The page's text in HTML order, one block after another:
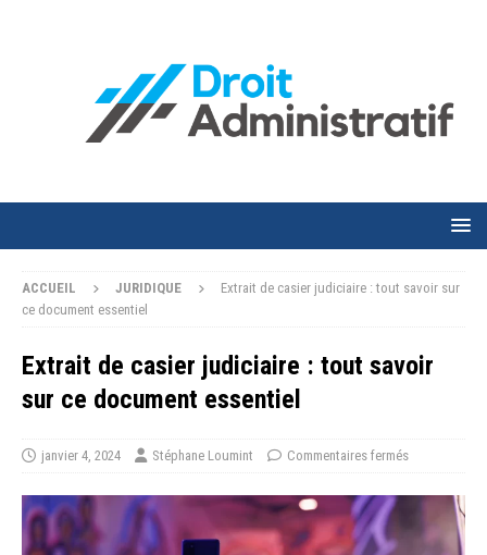
ACCUEIL JURIDIQUE
Extrait de casier judiciaire : tout savoir sur
ce document essentiel
Extrait de casier judiciaire : tout savoir
sur ce document essentiel
janvier 4, 2024 Stéphane Loumint Commentaires fermés